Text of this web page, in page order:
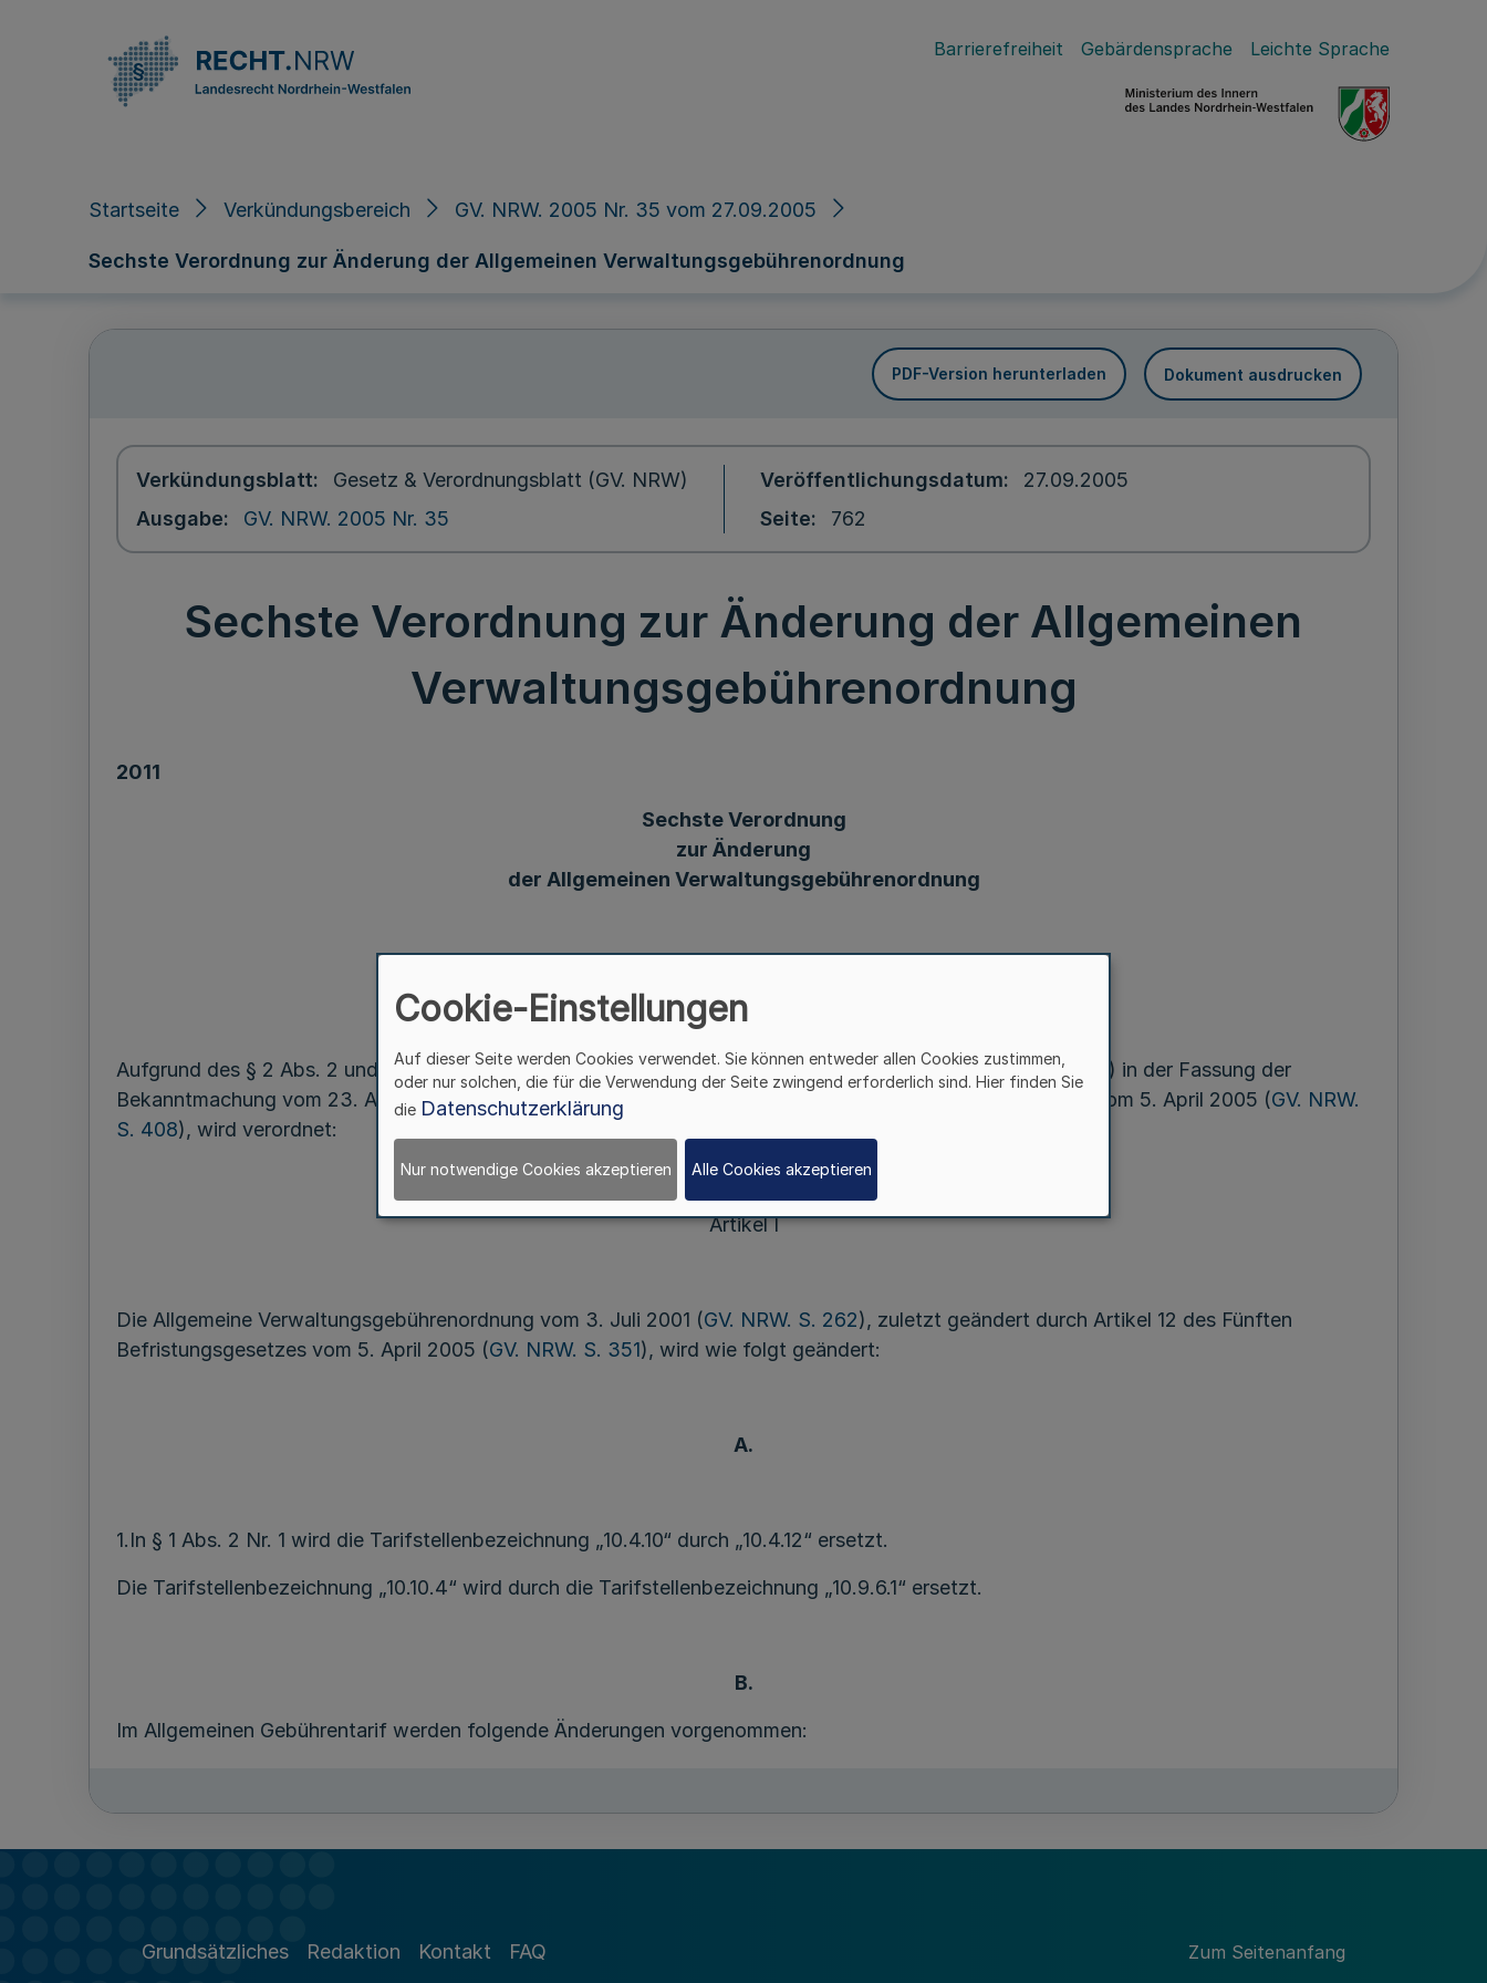
Barrierefreiheit Gebärdensprache Leichte Sprache
Startseite Verkündungsbereich GV. NRW. 2005 Nr. 35 vom 27.09.2005
Sechste Verordnung zur Änderung der Allgemeinen Verwaltungsgebührenordnung
PDF-Version herunterladen Dokument ausdrucken
Verkündungsblatt
Gesetz & Verordnungsblatt (GV. NRW)
Ausgabe
GV. NRW. 2005 Nr. 35
Veröffentlichungsdatum
27.09.2005
Seite
762
Sechste Verordnung zur Änderung der Allgemeinen
Verwaltungsgebührenordnung
2011
Sechste Verordnung
zur Änderung
der Allgemeinen Verwaltungsgebührenordnung
Aufgrund des § 2 Abs. 2 und des § 6 des Gebührengesetzes für das Land Nordrhein-Westfalen (GebG NRW) in der Fassung der
Bekanntmachung vom 23. August 1999 (GV. NRW. S. 524 ), zuletzt geändert durch Artikel II des Gesetzes vom 5. April 2005 (GV. NRW.
S. 408), wird verordnet:
Artikel I
Die Allgemeine Verwaltungsgebührenordnung vom 3. Juli 2001 (GV. NRW. S. 262), zuletzt geändert durch Artikel 12 des Fünften
Befristungsgesetzes vom 5. April 2005 (GV. NRW. S. 351), wird wie folgt geändert:
A.
1.In § 1 Abs. 2 Nr. 1 wird die Tarifstellenbezeichnung „10.4.10“ durch „10.4.12“ ersetzt.
Die Tarifstellenbezeichnung „10.10.4“ wird durch die Tarifstellenbezeichnung „10.9.6.1“ ersetzt.
B.
Im Allgemeinen Gebührentarif werden folgende Änderungen vorgenommen:
Grundsätzliches Redaktion Kontakt FAQ Zum Seitenanfang
Cookie-Einstellungen
Auf dieser Seite werden Cookies verwendet. Sie können entweder allen Cookies zustimmen,
oder nur solchen, die für die Verwendung der Seite zwingend erforderlich sind. Hier finden Sie
die Datenschutzerklärung
Nur notwendige Cookies akzeptieren Alle Cookies akzeptieren